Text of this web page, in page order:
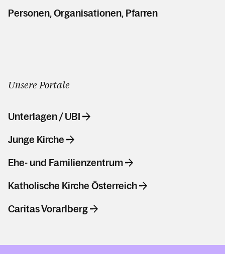
Personen, Organisationen, Pfarren
Unsere Portale
Unterlagen / UBI
Junge Kirche
Ehe- und Familienzentrum
Katholische Kirche Österreich
Caritas Vorarlberg